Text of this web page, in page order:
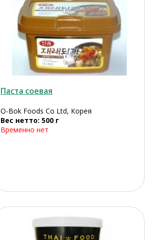
Паста соевая
O-Bok Foods Co Ltd, Корея
Вес нетто: 500 г
Временно нет